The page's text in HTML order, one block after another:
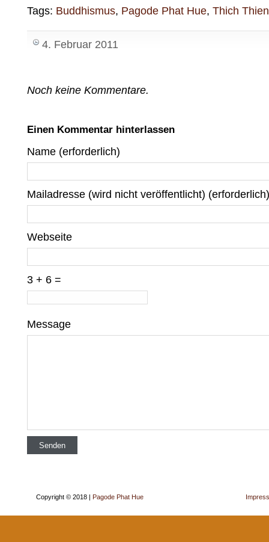
Tags: Buddhismus, Pagode Phat Hue, Thich
4. Februar 2011
Noch keine Kommentare.
Einen Kommentar hinterlassen
Name (erforderlich)
Mailadresse (wird nicht veröffentlicht) (erforderlich)
Webseite
3 + 6 =
Message
Copyright © 2018 | Pagode Phat Hue